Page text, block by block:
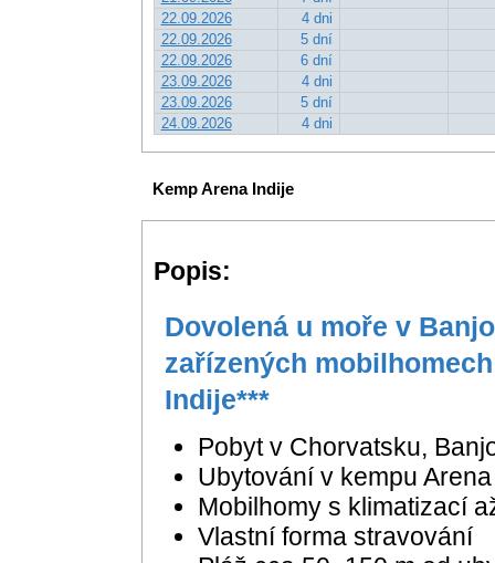
22.09.2026
4 dni
22.09.2026
5 dní
22.09.2026
6 dní
23.09.2026
4 dni
23.09.2026
5 dní
24.09.2026
4 dni
Kemp Arena Indije
Popis:
Dovolená u moře v
zařízených
Indije***
Pobyt v Chorvatsku,
Ubytování v kempu
Mobilhomy s klimatizací
Vlastní forma stravování